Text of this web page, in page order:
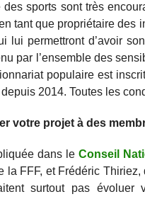
sports sont très
tant que propriétaire
lui permettront d’avoir
par l’ensemble des
populaire est
2014. Toutes les
votre projet à des
dans leConseil
la FFF, et Frédéric
surtout pas